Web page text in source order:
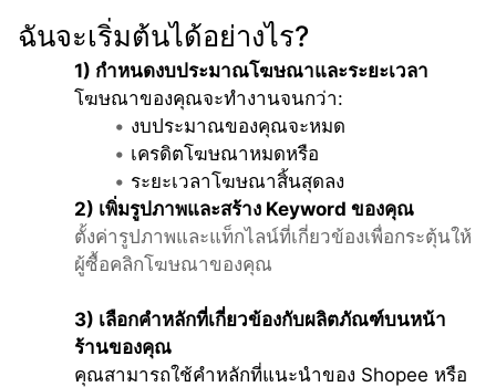
ฉันจะเริ่มต้นได้อย่างไร?
1) กำหนดงบประมาณโฆษณาและระยะเวลา
โฆษณาของคุณจะทำงานจนกว่า:
งบประมาณของคุณจะหมด
เครดิตโฆษณาหมดหรือ
ระยะเวลาโฆษณาสิ้นสุดลง
2) เพิ่มรูปภาพและสร้าง Keyword ของคุณ
ตั้งค่ารูปภาพและแท็กไลน์ที่เกี่ยวข้องเพื่อกระตุ้นให้
ผู้ซื้อคลิกโฆษณาของคุณ
3) เลือกคำหลักที่เกี่ยวข้องกับผลิตภัณฑ์บนหน้า
ร้านของคุณ
คุณสามารถใช้คำหลักที่แนะนำของ Shopee หรือ